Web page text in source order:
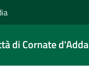
di Cornate d'Adda